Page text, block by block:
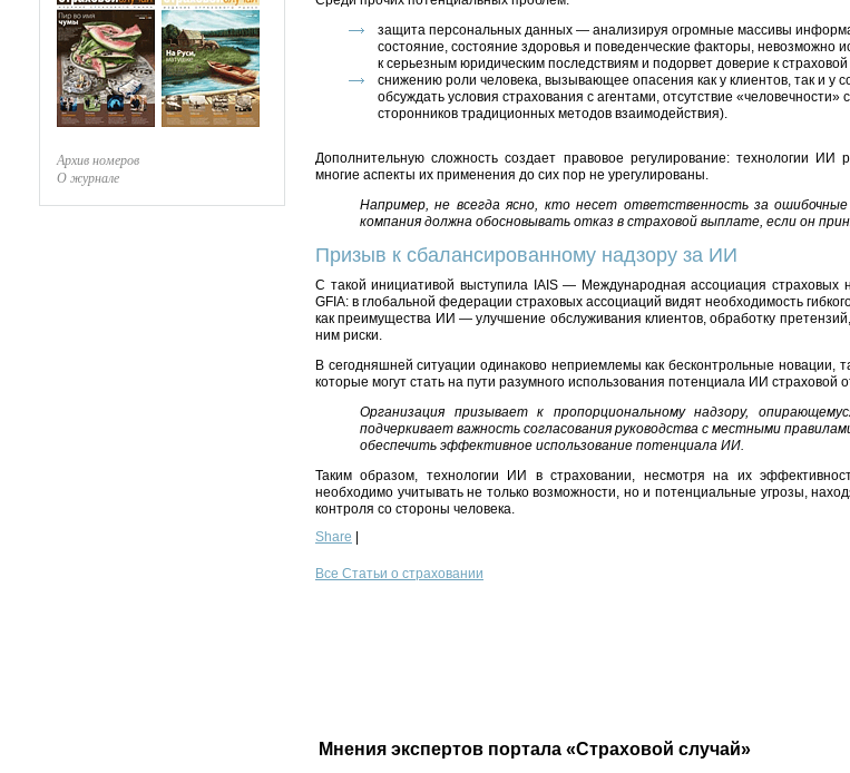
Архив номеров
О журнале
защита персональных данных — анализируя огромные массивы
состояние, состояние здоровья и поведенческие факторы, невозможно
к серьезным юридическим последствиям и подорвет доверие к
снижению роли человека, вызывающее опасения как у клиентов, так и у
обсуждать условия страхования с агентами, отсутствие
сторонников традиционных методов взаимодействия).
Дополнительную сложность создает правовое регулирование: технологии ИИ
многие аспекты их применения до сих пор не урегулированы.
Например, не всегда ясно, кто несет ответственность за
компания должна обосновывать отказ в страховой выплате, если он
Призыв к сбалансированному надзору за ИИ
С такой инициативой выступила IAIS — Международная ассоциация страховых
GFIA: в глобальной федерации страховых ассоциаций видят необходимость
как преимущества ИИ — улучшение обслуживания клиентов, обработку
ним риски.
В сегодняшней ситуации одинаково неприемлемы как бесконтрольные новации,
которые могут стать на пути разумного использования потенциала ИИ страховой
Организация призывает к пропорциональному надзору,
подчеркивает важность согласования руководства с местными
обеспечить эффективное использование потенциала ИИ.
Таким образом, технологии ИИ в страховании, несмотря на их
необходимо учитывать не только возможности, но и потенциальные угрозы,
контроля со стороны человека.
Share
Все Статьи о страховании
Мнения экспертов портала «Страховой случай»